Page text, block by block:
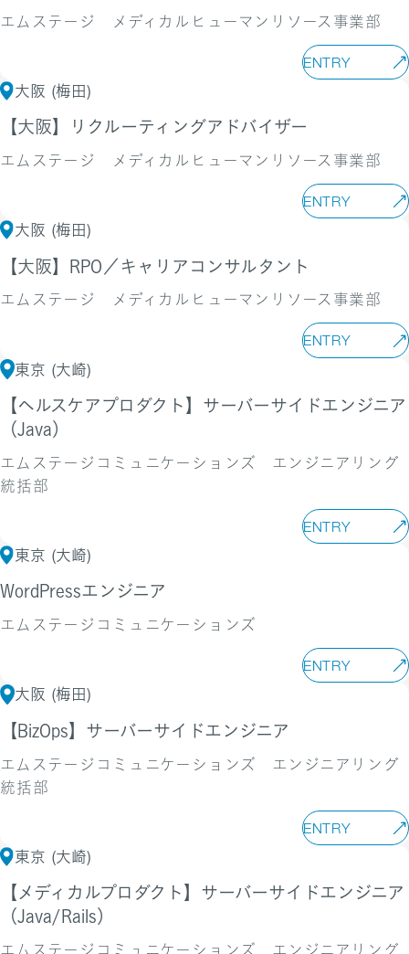
エムステージ メディカルヒューマンリソース事業部
ENTRY
大阪 (梅田)
【大阪】リクルーティングアドバイザー
エムステージ メディカルヒューマンリソース事業部
ENTRY
大阪 (梅田)
【大阪】RPO／キャリアコンサルタント
エムステージ メディカルヒューマンリソース事業部
ENTRY
東京 (大崎)
【ヘルスケアプロダクト】サーバーサイドエンジニア
（Java）
エムステージコミュニケーションズ エンジニアリング
統括部
ENTRY
東京 (大崎)
WordPressエンジニア
エムステージコミュニケーションズ
ENTRY
大阪 (梅田)
【BizOps】サーバーサイドエンジニア
エムステージコミュニケーションズ エンジニアリング
統括部
ENTRY
東京 (大崎)
【メディカルプロダクト】サーバーサイドエンジニア
（Java/Rails）